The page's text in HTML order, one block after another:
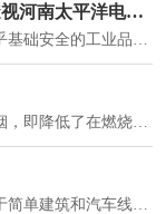
实力铸就信任，匠心连接未来——全景透视河南太平洋电缆厂
在选择长期合作伙伴时，尤其是在电缆这类关乎基础安全的工业品上，供应商的“内在实力”远比一纸报价单更重要。今天，我们邀请您“云参观”河南太平洋电缆厂，透过每一个细节，看我们如何将“可靠”二字，铸入每一米电缆。
低烟无卤电力电缆是什么电缆？顾名思义：低烟，即降低了在燃烧时有害物体的产生；卤素对于人体来说是一种有毒气体，无卤就是没有毒气体的释放，通常是针对电缆遇火灾时而言的。低烟无卤电力电缆又可以称之为环保电缆，低烟无卤电缆大多数用于医院和对环境卫生要求比较严格的地方。
电缆线是用于电力传输的管路。电缆线普遍用于简单建筑和汽车线材，作为能源输送缆线，电缆线的复杂结构勿庸置疑。根据目标功能，电缆线具有以下一些特点：建筑用和车用线材要求轻质、大批量生产、价格低廉、具有相当的电学和力学性能和长时间的耐老化性能；工业用线材必须具有符合客户要求的性能；